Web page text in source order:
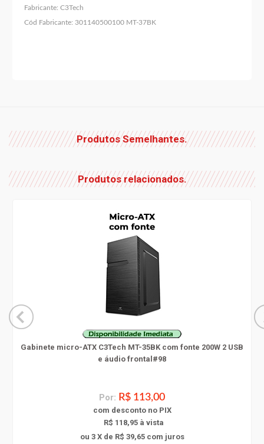
Fabricante: C3Tech
Cód Fabricante: 301140500100 MT-37BK
Produtos Semelhantes.
Produtos relacionados.
Gabinete micro-ATX C3Tech MT-35BK com fonte 200W 2 USB
e áudio frontal#98
Por: R$ 113,00
com desconto no PIX
R$ 118,95 à vista
ou 3 X de R$ 39,65com juros